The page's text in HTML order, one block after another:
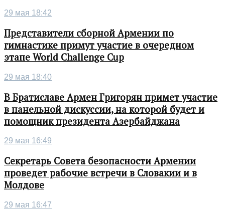
29 мая 18:42
Представители сборной Армении по
гимнастике примут участие в очередном
этапе World Challenge Cup
29 мая 18:40
В Братиславе Армен Григорян примет участие
в панельной дискуссии, на которой будет и
помощник президента Азербайджана
29 мая 16:49
Секретарь Совета безопасности Армении
проведет рабочие встречи в Словакии и в
Молдове
29 мая 16:47